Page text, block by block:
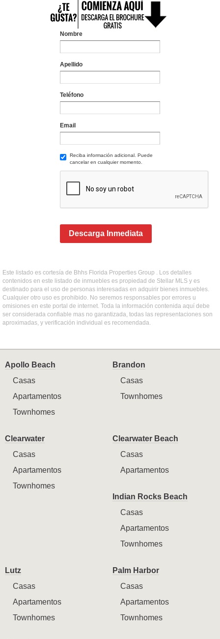
Nombre
Apellido
Teléfono
Email
Reciba información adicional. Puede
cancelar en cualquier momento.
Descarga Inmediata
Este listado es cortesía de Bhhs Florida Properties Group . Los detalles
contenidos en este listado de inmuebles es propiedad de Stellar MLS y es
destinado para el uso de personas interesadas en adquirir bienes inmuebles.
Cualquier otro uso es prohibido. No seremos responsables por errores u
omisiones en este portal de internet. Toda la información contenida aquí debe
ser considerada confiable mas no garantizada, todas las representaciones son
aproximadas, y verificación individual es recomendada.
Apollo Beach
Casas
Apartamentos
Townhomes
Brandon
Casas
Townhomes
Clearwater
Casas
Apartamentos
Townhomes
Clearwater Beach
Casas
Apartamentos
Indian Rocks Beach
Casas
Apartamentos
Townhomes
Lutz
Casas
Apartamentos
Townhomes
Palm Harbor
Casas
Apartamentos
Townhomes